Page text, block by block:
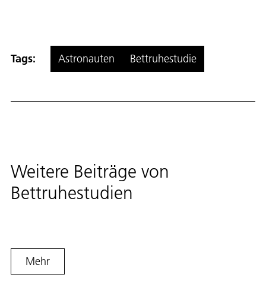
Tags: Astronauten Bettruhestudie
Weitere Beiträge von
Bettruhestudien
Mehr